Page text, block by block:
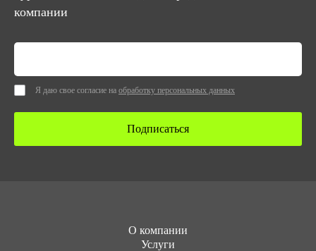
компании
Я даю свое согласие на обработку персональных данных
Подписаться
О компании
Услуги